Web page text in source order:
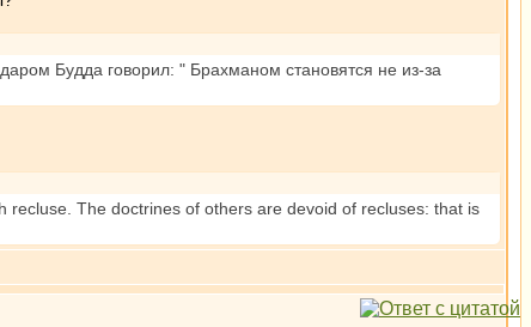
Будда говорил: " Брахманом становятся не из-за
The doctrines of others are devoid of recluses: that is